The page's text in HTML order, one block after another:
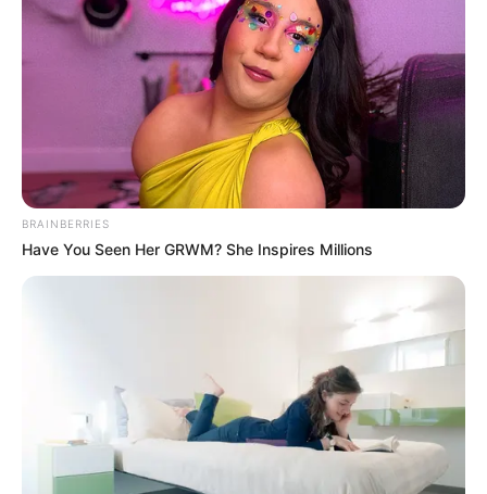
bySzerző • May 9, 2026
BRAINBERRIES
Have You Seen Her GRWM? She Inspires Millions